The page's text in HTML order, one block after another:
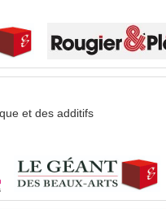
et des additifs